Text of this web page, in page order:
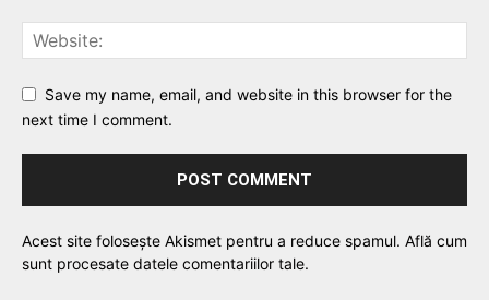
Save my name, email, and website in this browser for the
next time I comment.
Acest site folosește Akismet pentru a reduce spamul. Află cum
sunt procesate datele comentariilor tale.